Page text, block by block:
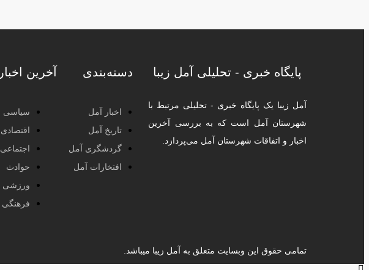
پایگاه خبری - تحلیلی آمل زیبا
آمل زیبا یک پایگاه خبری - تحلیلی مرتبط با
شهرستان آمل است که به بررسی آخرین
اخبار و اتفاقات شهرستان آمل می‌پردازد.
دسته‌بندی
اخبار آمل
تاریخ آمل
گردشگری آمل
افتخارات آمل
آخرین اخبار
سیاسی
اقتصادی
اجتماعی
حوادث
ورزشی
فرهنگی
تمامی حقوق این وبسایت متعلق به آمل زیبا میباشد.